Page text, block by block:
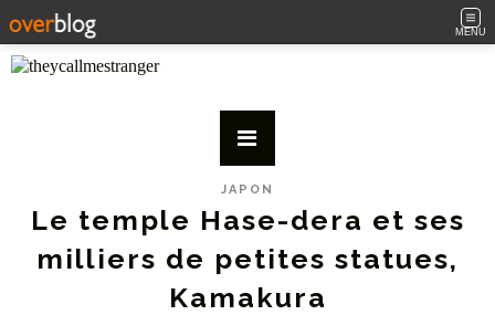
MENU
JAPON
Le temple Hase-dera et ses
milliers de petites statues,
Kamakura